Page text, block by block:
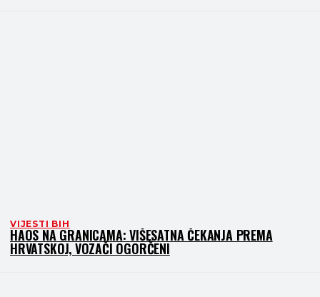
VIJESTI BIH
HAOS NA GRANICAMA: VIŠESATNA ČEKANJA PREMA
HRVATSKOJ, VOZAČI OGORČENI